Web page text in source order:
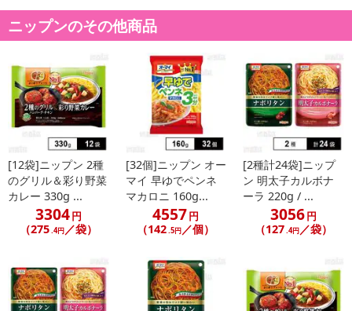
ニップンのその他商品
[12袋]ニップン 2種
のグリル＆彩り野菜
カレー 330g ...
3304円
（275.4円／袋）
[32個]ニップン オー
マイ 早ゆでペンネ
マカロニ 160g...
4557円
（142.5円／個）
[2種計24袋]ニップ
ン 明太子カルボナ
ーラ 220g / ...
3056円
（127.4円／袋）